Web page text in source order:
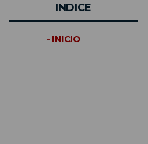
INDICE
- INICIO